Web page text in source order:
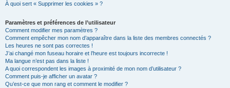
À quoi sert « Supprimer les cookies » ?
Paramètres et préférences de l’utilisateur
Comment modifier mes paramètres ?
Comment empêcher mon nom d’apparaître dans la liste des membres connectés ?
Les heures ne sont pas correctes !
J’ai changé mon fuseau horaire et l’heure est toujours incorrecte !
Ma langue n’est pas dans la liste !
A quoi correspondent les images à proximité de mon nom d’utilisateur ?
Comment puis-je afficher un avatar ?
Qu’est-ce que mon rang et comment le modifier ?